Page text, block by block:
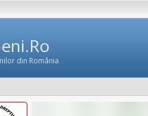
din România